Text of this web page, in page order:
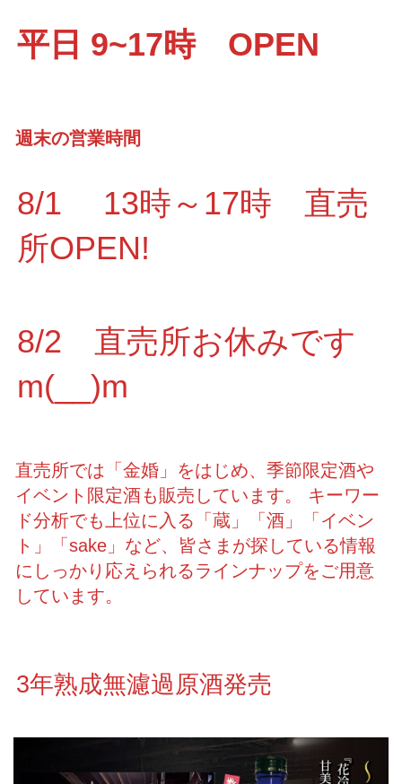
平日 9~17時 OPEN
週末の営業時間
8/1 13時～17時 直売
所OPEN!
8/2 直売所お休みです
m(__)m
直売所では「金婚」をはじめ、季節限定酒や
イベント限定酒も販売しています。 キーワー
ド分析でも上位に入る「蔵」「酒」「イベン
ト」「sake」など、皆さまが探している情報
にしっかり応えられるラインナップをご用意
しています。
3年熟成無濾過原酒発売